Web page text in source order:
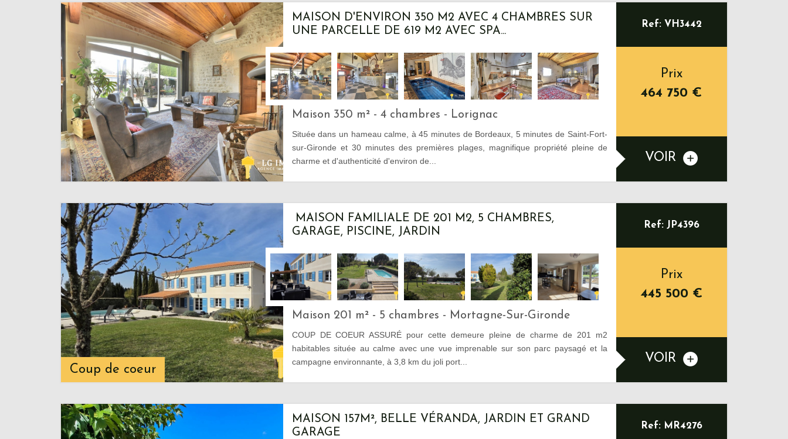
MAISON D'ENVIRON 350 M2 AVEC 4 CHAMBRES SUR
UNE PARCELLE DE 619 M2 AVEC SPA...
Maison 350 m² - 4 chambres - Lorignac
Située dans un hameau calme, à 45 minutes de Bordeaux, 5 minutes de Saint-Fort-
sur-Gironde et 30 minutes des premières plages, magnifique propriété pleine de
charme et d'authenticité d'environ de...
Ref: VH3442
Prix
464 750 €
VOIR
Coup de coeur
MAISON FAMILIALE DE 201 M2, 5 CHAMBRES,
GARAGE, PISCINE, JARDIN
Maison 201 m² - 5 chambres - Mortagne-Sur-Gironde
COUP DE COEUR ASSURÉ pour cette demeure pleine de charme de 201 m2
habitables située au calme avec une vue imprenable sur son parc paysagé et la
campagne environnante, à 3,8 km du joli port...
Ref: JP4396
Prix
445 500 €
VOIR
MAISON 157M², BELLE VÉRANDA, JARDIN ET GRAND
GARAGE
Ref: MR4276